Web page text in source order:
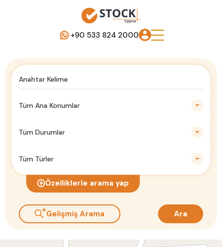
+90 533 824 2000
Tüm Ana Konumlar
Tüm Durumlar
Tüm Türler
Özelliklerle arama yap
Gelişmiş Arama Ara